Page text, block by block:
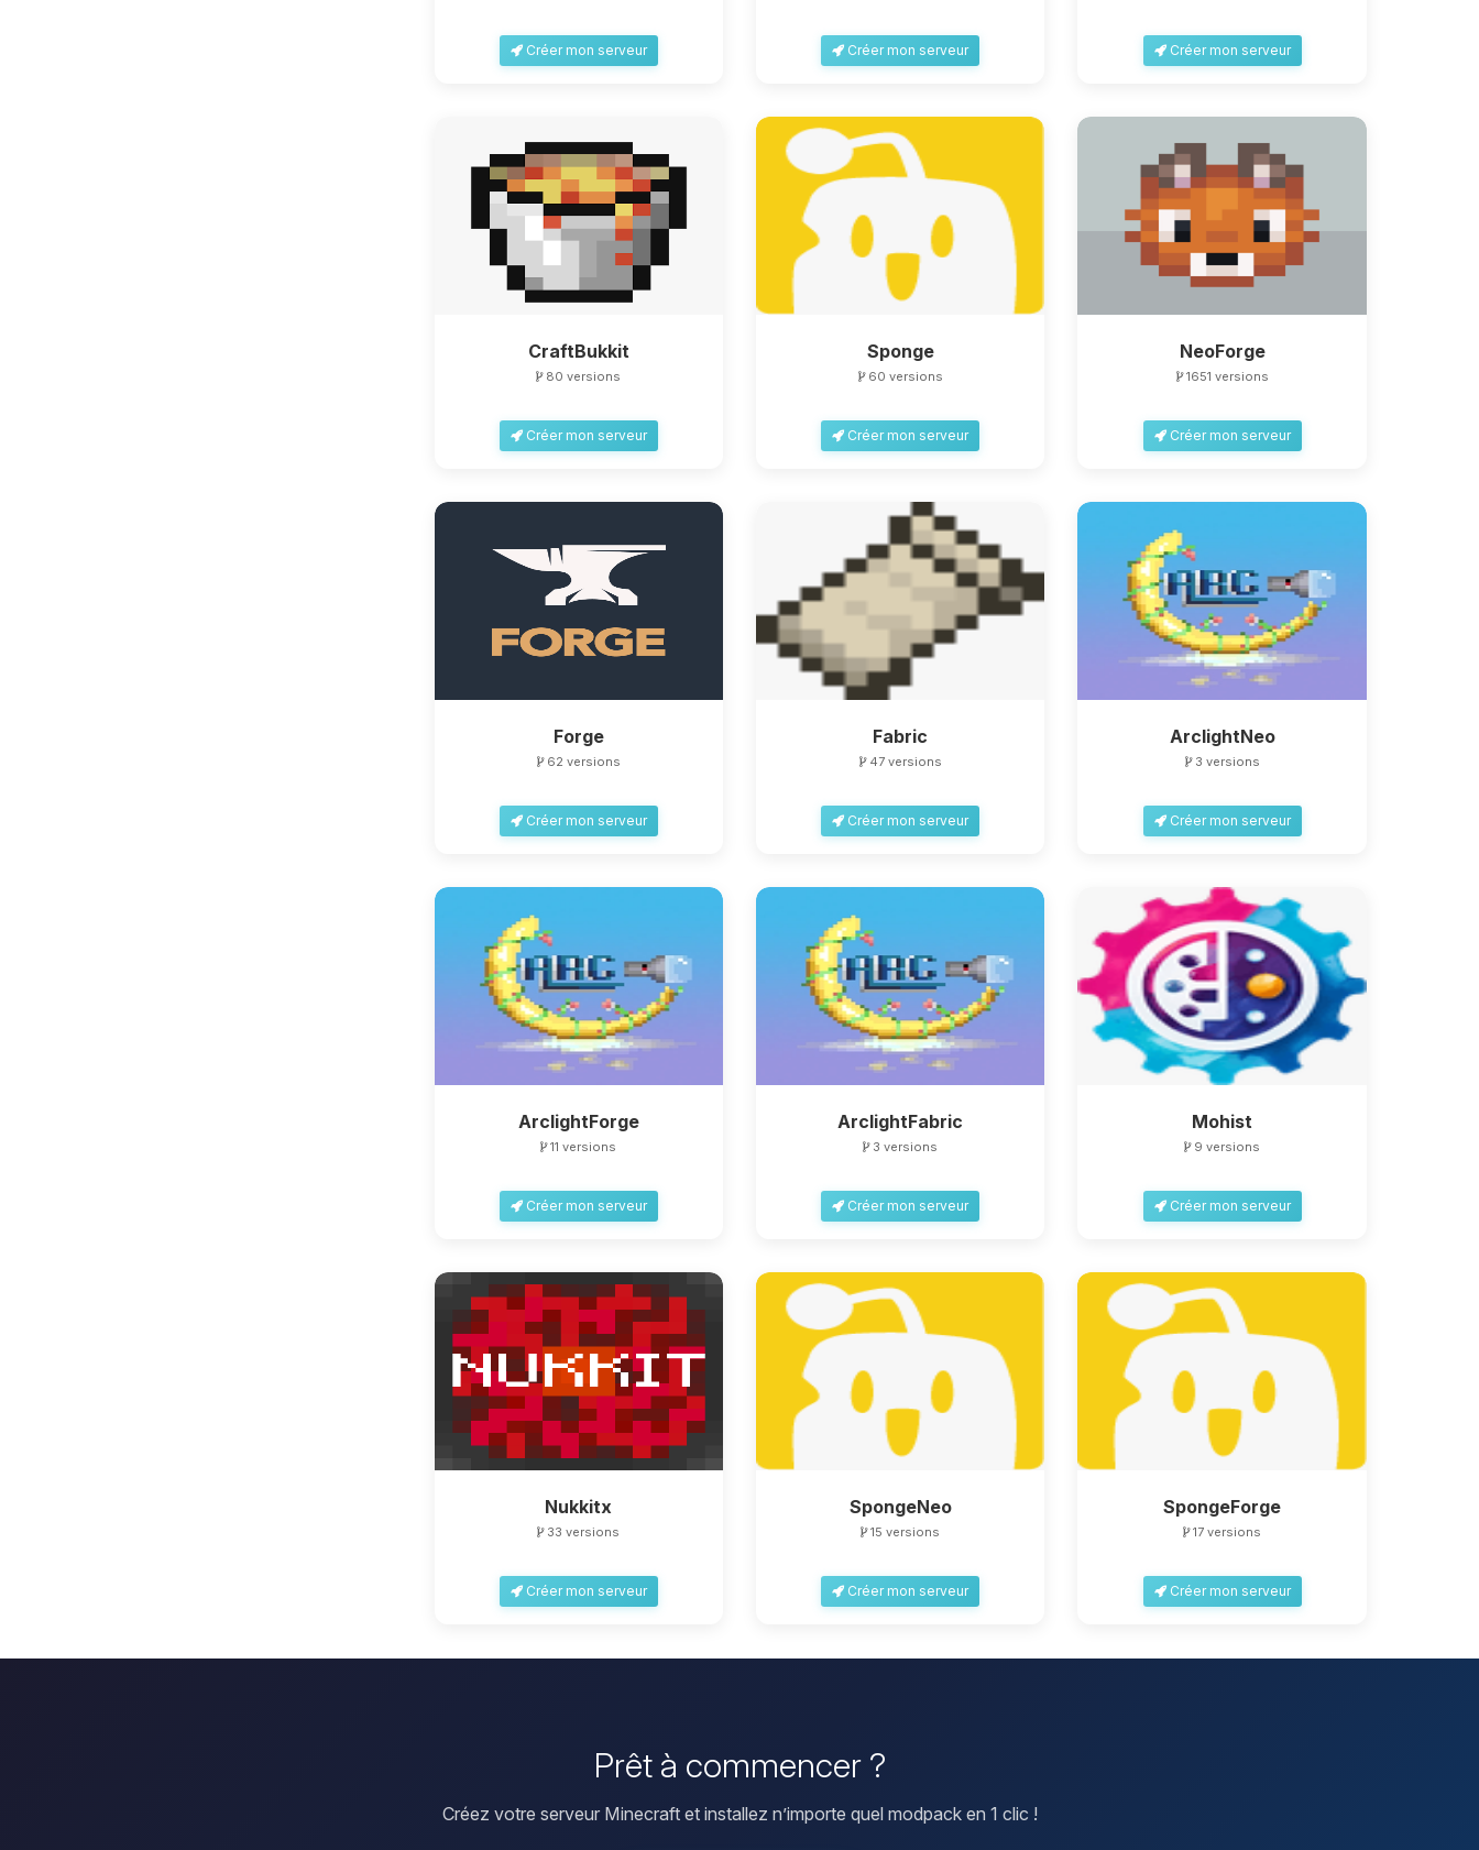
Créer mon serveur Créer mon serveur Créer mon serveur
CraftBukkit
80 versions
Créer mon serveur
Sponge
60 versions
Créer mon serveur
NeoForge
1651 versions
Créer mon serveur
Forge
62 versions
Créer mon serveur
Fabric
47 versions
Créer mon serveur
ArclightNeo
3 versions
Créer mon serveur
ArclightForge
11 versions
Créer mon serveur
ArclightFabric
3 versions
Créer mon serveur
Mohist
9 versions
Créer mon serveur
Nukkitx
33 versions
Créer mon serveur
SpongeNeo
15 versions
Créer mon serveur
SpongeForge
17 versions
Créer mon serveur
Prêt à commencer ?
Créez votre serveur Minecraft et installez n’importe quel modpack en 1 clic !